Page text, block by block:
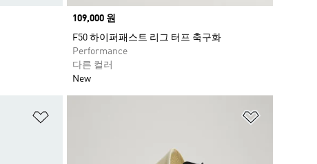
Price
109,000 원
F50 하이퍼패스트 리그 터프 축구화
Performance
다른 컬러
New